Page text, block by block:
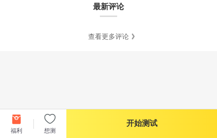
最新评论
查看更多评论
福利 想测
开始测试